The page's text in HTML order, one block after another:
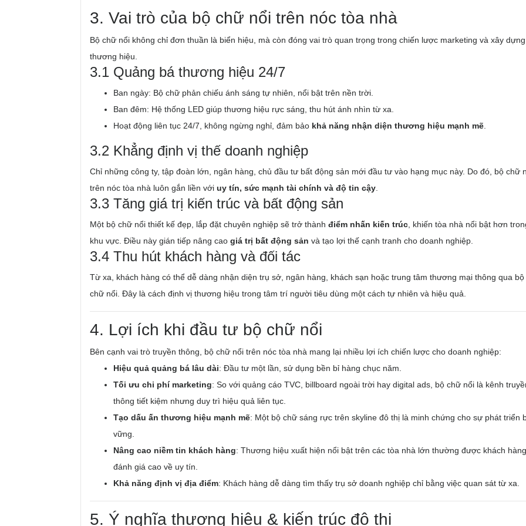
3. Vai trò của bộ chữ nổi trên nóc tòa nhà
Bộ chữ nổi không chỉ đơn thuần là biển hiệu, mà còn đóng vai trò quan trọng trong chiến lược marketing và xây dựng
thương hiệu.
3.1 Quảng bá thương hiệu 24/7
Ban ngày: Bộ chữ phản chiếu ánh sáng tự nhiên, nổi bật trên nền trời.
Ban đêm: Hệ thống LED giúp thương hiệu rực sáng, thu hút ánh nhìn từ xa.
Hoạt động liên tục 24/7, không ngừng nghỉ, đảm bảo khả năng nhận diện thương hiệu mạnh mẽ
3.2 Khẳng định vị thế doanh nghiệp
Chỉ những công ty, tập đoàn lớn, ngân hàng, chủ đầu tư bất động sản mới đầu tư vào hạng mục này. Do đó, bộ chữ
trên nóc tòa nhà luôn gắn liền với uy tín, sức mạnh tài chính và độ tin cậy
3.3 Tăng giá trị kiến trúc và bất động sản
Một bộ chữ nổi thiết kế đẹp, lắp đặt chuyên nghiệp sẽ trở thành điểm nhấn kiến trúc , khiến tòa nhà nổi bật hơn
khu vực. Điều này gián tiếp nâng cao giá trị bất động sản và tạo lợi thế cạnh tranh cho doanh nghiệp.
3.4 Thu hút khách hàng và đối tác
Từ xa, khách hàng có thể dễ dàng nhận diện trụ sở, ngân hàng, khách sạn hoặc trung tâm thương mại thông qua bộ
chữ nổi. Đây là cách định vị thương hiệu trong tâm trí người tiêu dùng một cách tự nhiên và hiệu quả.
4. Lợi ích khi đầu tư bộ chữ nổi
Bên cạnh vai trò truyền thông, bộ chữ nổi trên nóc tòa nhà mang lại nhiều lợi ích chiến lược cho doanh nghiệp:
Hiệu quả quảng bá lâu dài: Đầu tư một lần, sử dụng bền bỉ hàng chục năm.
Tối ưu chi phí marketing: So với quảng cáo TVC, billboard ngoài trời hay digital ads, bộ chữ nổi là kênh
thông tiết kiệm nhưng duy trì hiệu quả liên tục.
Tạo dấu ấn thương hiệu mạnh mẽ: Một bộ chữ sáng rực trên skyline đô thị là minh chứng cho sự phát triển
vững.
Nâng cao niềm tin khách hàng: Thương hiệu xuất hiện nổi bật trên các tòa nhà lớn thường được khách hàng
đánh giá cao về uy tín.
Khả năng định vị địa điểm: Khách hàng dễ dàng tìm thấy trụ sở doanh nghiệp chỉ bằng việc quan sát từ xa.
5. Ý nghĩa thương hiệu & kiến trúc đô thị